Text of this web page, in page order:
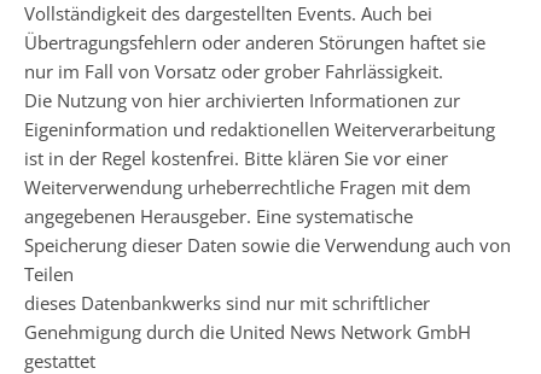
Vollständigkeit des dargestellten Events. Auch bei
Übertragungsfehlern oder anderen Störungen haftet sie
nur im Fall von Vorsatz oder grober Fahrlässigkeit.
Die Nutzung von hier archivierten Informationen zur
Eigeninformation und redaktionellen Weiterverarbeitung
ist in der Regel kostenfrei. Bitte klären Sie vor einer
Weiterverwendung urheberrechtliche Fragen mit dem
angegebenen Herausgeber. Eine systematische
Speicherung dieser Daten sowie die Verwendung auch von
Teilen
dieses Datenbankwerks sind nur mit schriftlicher
Genehmigung durch die United News Network GmbH
gestattet